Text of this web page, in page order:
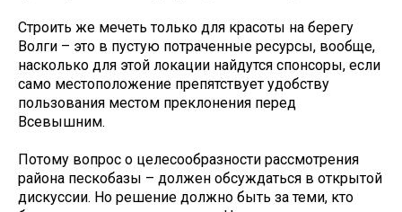
Строить же мечеть только для красоты на берегу
Волги – это в пустую потраченные ресурсы, вообще,
насколько для этой локации найдутся спонсоры, если
само местоположение препятствует удобству
пользования местом преклонения перед
Всевышним.
Потому вопрос о целесообразности рассмотрения
района пескобазы – должен обсуждаться в открытой
дискуссии. Но решение должно быть за теми, кто